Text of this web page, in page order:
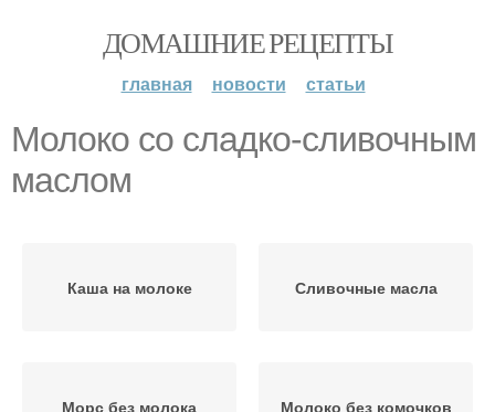
ДОМАШНИЕ РЕЦЕПТЫ
главная новости статьи
Молоко со сладко-сливочным
маслом
Каша на молоке Сливочные масла
Морс без молока Молоко без комочков